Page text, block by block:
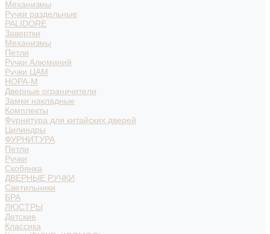
Механизмы
Ручки раздельные
PALIDORE
Завертки
Механизмы
Петли
Ручки Алюминий
Ручки ЦАМ
НОРА-М
Дверные ограничители
Замки накладные
Комплекты
Фурнитура для китайских дверей
Цилиндры
ФУРНИТУРА
Петли
Ручки
Скобянка
ДВЕРНЫЕ РУЧКИ
Светильники
БРА
ЛЮСТРЫ
Детские
Классика